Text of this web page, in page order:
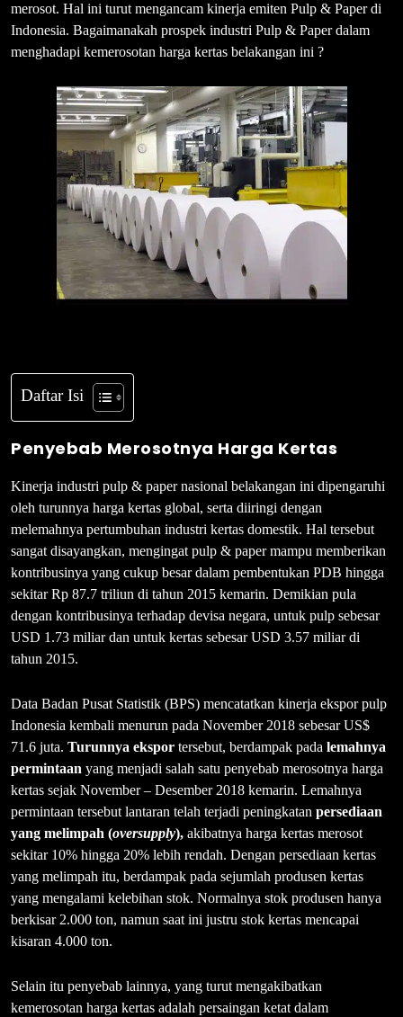
merosot. Hal ini turut mengancam kinerja emiten Pulp & Paper di
Indonesia. Bagaimanakah prospek industri Pulp & Paper dalam
menghadapi kemerosotan harga kertas belakangan ini ?
Daftar Isi
Penyebab Merosotnya Harga Kertas
Kinerja industri pulp & paper nasional belakangan ini dipengaruhi
oleh turunnya harga kertas global, serta diiringi dengan
melemahnya pertumbuhan industri kertas domestik. Hal tersebut
sangat disayangkan, mengingat pulp & paper mampu memberikan
kontribusinya yang cukup besar dalam pembentukan PDB hingga
sekitar Rp 87.7 triliun di tahun 2015 kemarin. Demikian pula
dengan kontribusinya terhadap devisa negara, untuk pulp sebesar
USD 1.73 miliar dan untuk kertas sebesar USD 3.57 miliar di
tahun 2015.
Data Badan Pusat Statistik (BPS) mencatatkan kinerja ekspor pulp
Indonesia kembali menurun pada November 2018 sebesar US$
71.6 juta. Turunnya ekspor tersebut, berdampak pada lemahnya
permintaan yang menjadi salah satu penyebab merosotnya harga
kertas sejak November – Desember 2018 kemarin. Lemahnya
permintaan tersebut lantaran telah terjadi peningkatan persediaan
yang melimpah (oversupply), akibatnya harga kertas merosot
sekitar 10% hingga 20% lebih rendah. Dengan persediaan kertas
yang melimpah itu, berdampak pada sejumlah produsen kertas
yang mengalami kelebihan stok. Normalnya stok produsen hanya
berkisar 2.000 ton, namun saat ini justru stok kertas mencapai
kisaran 4.000 ton.
Selain itu penyebab lainnya, yang turut mengakibatkan
kemerosotan harga kertas adalah persaingan ketat dalam